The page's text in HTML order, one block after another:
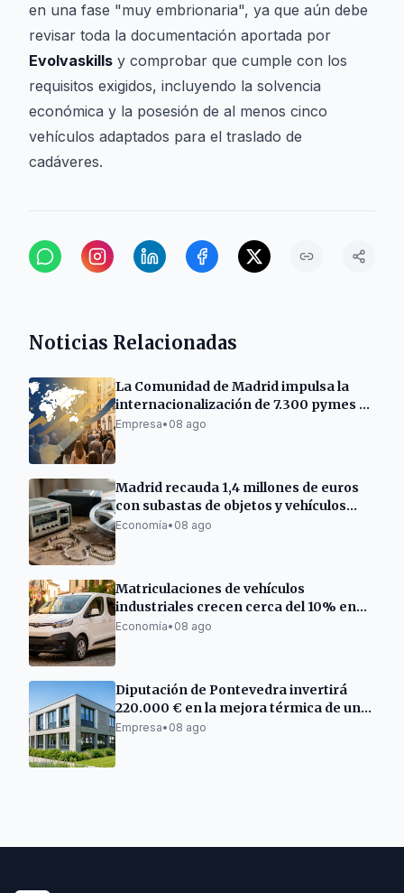
en una fase "muy embrionaria", ya que aún debe
revisar toda la documentación aportada por
Evolvaskills y comprobar que cumple con los
requisitos exigidos, incluyendo la solvencia
económica y la posesión de al menos cinco
vehículos adaptados para el traslado de
cadáveres.
Noticias Relacionadas
La Comunidad de Madrid impulsa la
internacionalización de 7.300 pymes y
autónomos
Empresa• 08 ago
Madrid recauda 1,4 millones de euros
con subastas de objetos y vehículos
municipales
Economía• 08 ago
Matriculaciones de vehículos
industriales crecen cerca del 10% en
Cataluña
Economía• 08 ago
Diputación de Pontevedra invertirá
220.000 € en la mejora térmica de un
centro empresarial en Barro
Empresa• 08 ago